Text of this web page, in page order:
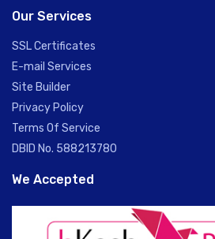
Our Services
SSL Certificates
E-mail Services
Site Builder
Privacy Policy
Terms Of Service
DBID No. 588213780
We Accepted